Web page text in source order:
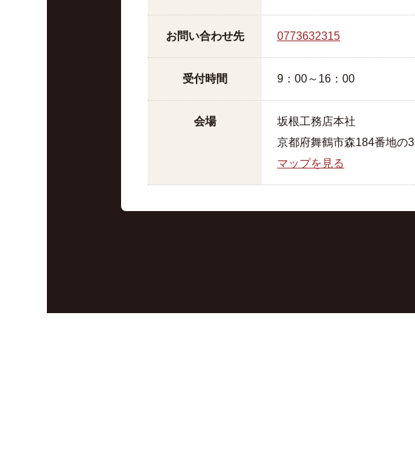
お問い合わせ先 0773632315
受付時間 9：00～16：00
会場
坂根工務店本社
京都府舞鶴市森184番地の3
マップを見る